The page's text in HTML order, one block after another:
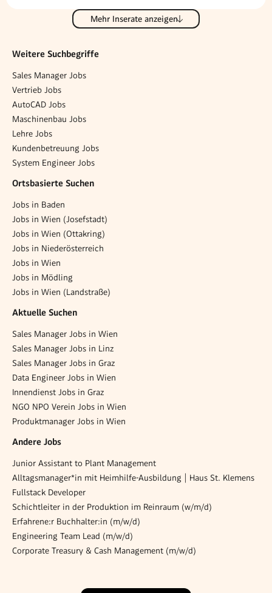
Mehr Inserate anzeigen
Weitere Suchbegriffe
Sales Manager Jobs
Vertrieb Jobs
AutoCAD Jobs
Maschinenbau Jobs
Lehre Jobs
Kundenbetreuung Jobs
System Engineer Jobs
Ortsbasierte Suchen
Jobs in Baden
Jobs in Wien (Josefstadt)
Jobs in Wien (Ottakring)
Jobs in Niederösterreich
Jobs in Wien
Jobs in Mödling
Jobs in Wien (Landstraße)
Aktuelle Suchen
Sales Manager Jobs in Wien
Sales Manager Jobs in Linz
Sales Manager Jobs in Graz
Data Engineer Jobs in Wien
Innendienst Jobs in Graz
NGO NPO Verein Jobs in Wien
Produktmanager Jobs in Wien
Andere Jobs
Junior Assistant to Plant Management
Alltagsmanager*in mit Heimhilfe-Ausbildung | Haus St. Klemens
Fullstack Developer
Schichtleiter in der Produktion im Reinraum (w/m/d)
Erfahrene:r Buchhalter:in (m/w/d)
Engineering Team Lead (m/w/d)
Corporate Treasury & Cash Management (m/w/d)